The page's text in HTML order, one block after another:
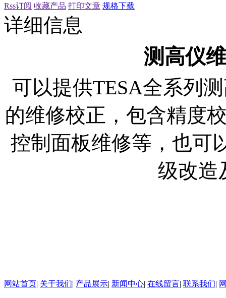
Rss订阅 收藏产品 打印文章 规格下载
详细信息
测高仪
可以提供TESA全系列
的维修校正，包含精度
控制面板维修等，也可
级改造
网站首页| 关于我们| 产品展示| 新闻中心| 在线留言| 联系我们|